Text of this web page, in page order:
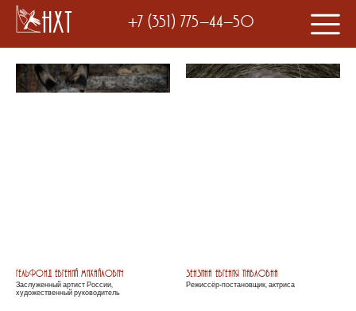
НХТ +7 (351) 775-44-50
Гельфонд Евгений Михайлович
Заслуженный артист России,
художественный руководитель
Зензина Евгения Павловна
Режиссёр-постановщик, актриса